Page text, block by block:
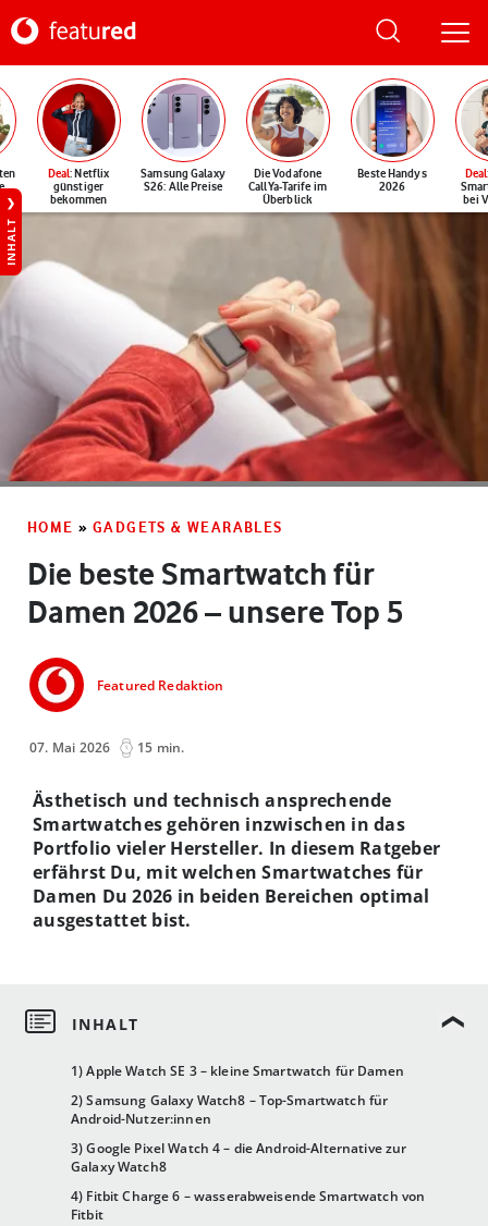
Deal: Netflix
günstiger
bekommen
Samsung Galaxy
S26: Alle Preise
Die Vodafone
CallYa-Tarife im
Überblick
Beste Handys
2026
Deal
bei
INHALT
HOME » GADGETS & WEARABLES
Die beste Smartwatch für
Damen 2026 – unsere Top 5
Featured Redaktion
07. Mai 2026 15 min.
1) Apple Watch SE 3 – kleine Smartwatch für Damen
2) Samsung Galaxy Watch8 – Top-Smartwatch für
Android-Nutzer:innen
3) Google Pixel Watch 4 – die Android-Alternative zur
Galaxy Watch8
4) Fitbit Charge 6 – wasserabweisende Smartwatch von
Fitbit
Ästhetisch und technisch ansprechende
Smartwatches gehören inzwischen in das
Portfolio vieler Hersteller. In diesem Ratgeber
erfährst Du, mit welchen Smartwatches für
Damen Du 2026 in beiden Bereichen optimal
ausgestattet bist.